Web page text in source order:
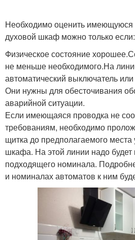
Необходимо оценить имеющуюся
духовой шкаф можно только если:
Физическое состояние
не меньше необходимого.На
автоматический выключатель
Они нужны для обесточивания
аварийной ситуации.
Если имеющаяся проводка не
требованиям, необходимо
щитка до предполагаемого места
шкафа. На этой линии надо будет
подходящего номинала.
и номиналах автоматов к ним